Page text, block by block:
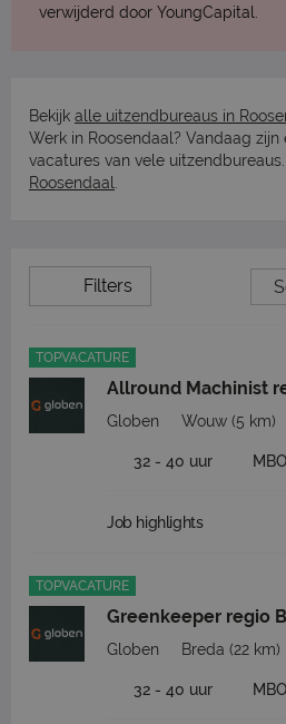
verwijderd door YoungCapital.
Bekijk alle uitzendbureaus in
Werk in Roosendaal? Vandaag zijn
vacatures van vele uitzendbureaus.
Roosendaal
Filters
TOPVACATURE
Allround Machinist
Globen Wouw (5 km)
32 - 40 uur MBO
Job highlights
TOPVACATURE
Greenkeeper regio
Globen Breda (22 km)
32 - 40 uur MBO